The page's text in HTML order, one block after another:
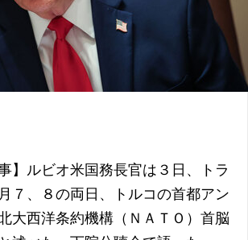
】ルビオ米国務長官は３日、トラ
７、８の両日、トルコの首都アン
大西洋条約機構（ＮＡＴＯ）首脳